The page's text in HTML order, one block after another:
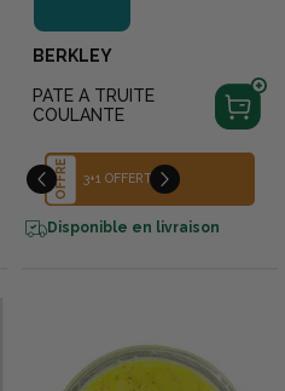
OFFRE
POUR L'ACHAT DE 3 POTS
DE PÂTE À TRUITE DE LA
MARQUE BERKLEY (HORS
PROMOTIONS DÉJÀ EN
COURS) BÉNÉFICIEZ DU
BERKLEY
PATE A TRUITE
COULANTE
OFFRE 3+1 OFFERT
Disponible en livraison